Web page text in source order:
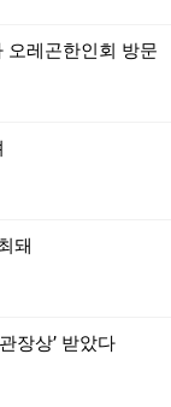
오레곤한인회 방문
돼
장상’ 받았다